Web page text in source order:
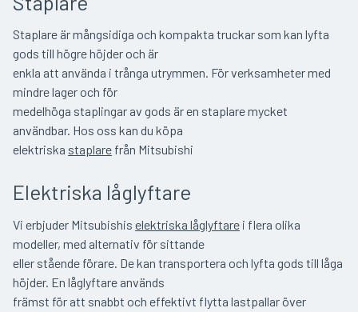
Staplare är mångsidiga och kompakta truckar som kan lyfta
gods till högre höjder och är
enkla att använda i trånga utrymmen. För verksamheter med
mindre lager och för
medelhöga staplingar av gods är en staplare mycket
användbar. Hos oss kan du köpa
elektriska staplare från Mitsubishi
Elektriska låglyftare
Vi erbjuder Mitsubishis elektriska låglyftare i flera olika
modeller, med alternativ för sittande
eller stående förare. De kan transportera och lyfta gods till låga
höjder. En låglyftare används
främst för att snabbt och effektivt flytta lastpallar över